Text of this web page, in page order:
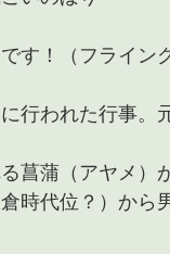
す！（フライング
行われた行事。
菖蒲（アヤメ）
時代位？）から